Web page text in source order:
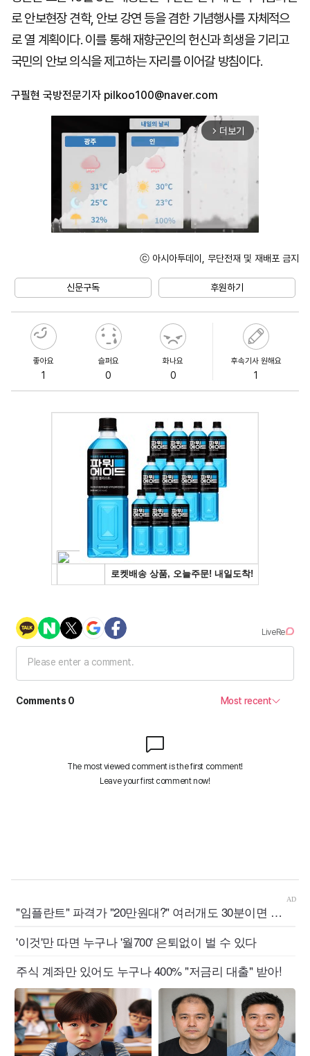
로 안보현장 견학, 안보 강연 등을 겸한 기념행사를 자체적으
로 열 계획이다. 이를 통해 재향군인의 헌신과 희생을 기리고
국민의 안보 의식을 제고하는 자리를 이어갈 방침이다.
구필현 국방전문기자 pilkoo100@naver.com
arrow_forward_ios 더보기
ⓒ 아시아투데이, 무단전재 및 재배포 금지
신문구독 후원하기
좋아요
1
슬퍼요
0
화나요
0
후속기사 원해요
1